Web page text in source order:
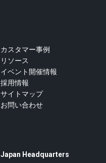
カスタマー事例
リソース
イベント開催情報
採用情報
サイトマップ
お問い合わせ
Japan Headquarters